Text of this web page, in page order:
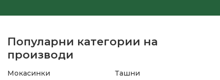
Популарни категории на
производи
Мокасинки
Ташни